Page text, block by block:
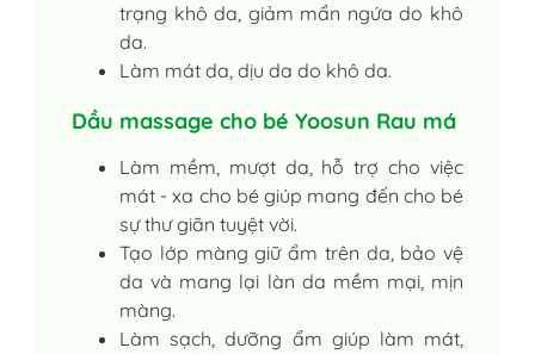
trạng khô da, giảm mẩn ngứa do khô
da.
Làm mát da, dịu da do khô da.
Dầu massage cho bé Yoosun Rau má
Làm mềm, mượt da, hỗ trợ cho việc
mát - xa cho bé giúp mang đến cho bé
sự thư giãn tuyệt vời.
Tạo lớp màng giữ ẩm trên da, bảo vệ
da và mang lại làn da mềm mại, mịn
màng.
Làm sạch, dưỡng ẩm giúp làm mát,